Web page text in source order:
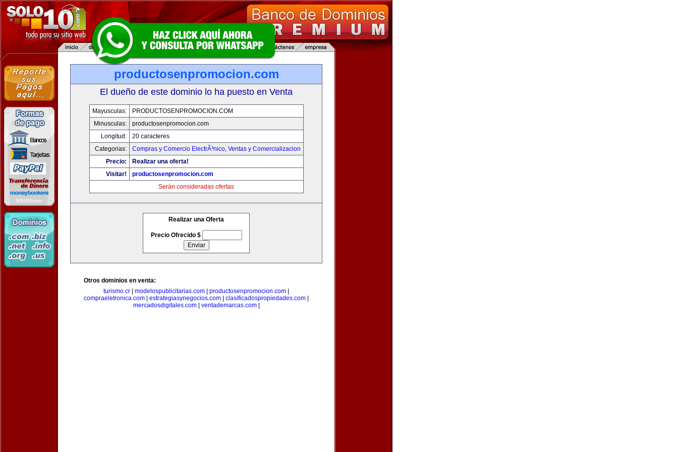
productosenpromocion.com
El dueño de este dominio lo ha puesto en Venta
Mayusculas:
PRODUCTOSENPROMOCION.COM
Minusculas:
productosenpromocion.com
Longitud:
20 caracteres
Categorias:
Compras y Comercio ElectrÃ³nico, Ventas y Comercializacion
Precio:
Realizar una oferta!
Visitar!
productosenpromocion.com
Serán consideradas ofertas
Realizar una Oferta
Precio Ofrecido $
Otros dominios en venta:
turismo.cr
modelospublicitarias.com productosenpromocion.com
compraeletronica.com
estrategiasynegocios.com clasificadospropiedades.com
mercadosdigitales.com| ventademarcas.com|